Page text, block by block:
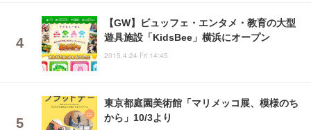
【GW】ビュッフェ・エンタメ・教育の大型
遊具施設「KidsBee」横浜にオープン
2015.4.24 Fri 14:45
東京都庭園美術館「マリメッコ展、模様のち
から」10/3より